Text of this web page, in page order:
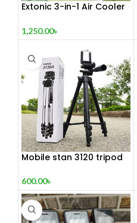
Extonic 3-in-1 Air Cooler
1,250.00৳
Mobile stan 3120 tripod
600.00৳